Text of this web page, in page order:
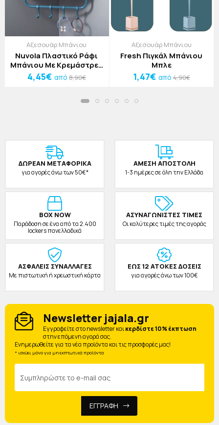
Αξεσουάρ Μπάνιου
Nuvola Πλαστικό Ράφι
Μπάνιου Με Κρεμάστρες
Μπλε Πορτοκαλί
30x20x11cm
4,45€ από 8,90€
Αξεσουάρ Μπάνιου
Fresh Πιγκάλ Μπάνιου
Μπλε
1,47€ από 4,90€
ΔΩΡΕAΝ ΜΕΤΑΦΟΡΙΚΑ
για αγορές άνω των 50€*
ΑΜΕΣΗ ΑΠΟΣΤΟΛΗ
1-3 ημέρες σε όλη την Ελλάδα
BOX NOW
Παράδοση σε ένα από τα 2.400
lockers πανελλαδικά
ΑΣΥΝΑΓΩΝΙΣΤΕΣ ΤΙΜΕΣ
Οι καλύτερες τιμές της αγοράς
ΑΣΦΑΛΕΙΣ ΣΥΝΑΛΛΑΓΕΣ
Με πιστωτική ή χρεωστική κάρτα
ΕΩΣ 12 ΑΤΟΚΕΣ ΔΟΣΕΙΣ
για αγορές άνω των 100€
Newsletter jajala.gr
Eγγραφείτε στο newsletter καικερδίστε 10% έκπτωση
στην επόμενη αγορά σας.
Ενημερωθείτε για τα νέα προϊόντα και τις προσφορές μας!
* ισχύει μόνο για μη εκπτωτικά προϊόντα
ΕΓΓΡΑΦΗ